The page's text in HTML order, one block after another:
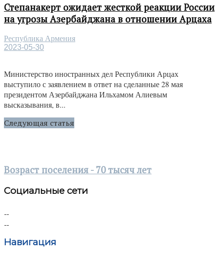
Степанакерт ожидает жесткой реакции России
на угрозы Азербайджана в отношении Арцаха
Республика Армения
2023-05-30
Министерство иностранных дел Республики Арцах
выступило с заявлением в ответ на сделанные 28 мая
президентом Азербайджана Ильхамом Алиевым
высказывания, в...
Следующая статья
Возраст поселения - 70 тысяч лет
Социальные сети
Навигация